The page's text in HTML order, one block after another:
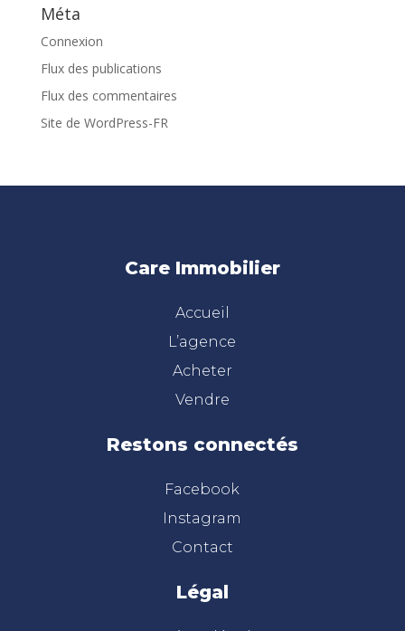
Méta
Connexion
Flux des publications
Flux des commentaires
Site de WordPress-FR
Care Immobilier
Accueil
L’agence
Acheter
Vendre
Restons connectés
Facebook
Instagram
Contact
Légal